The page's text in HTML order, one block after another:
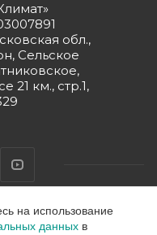
обл.,
Сельское
21 км., стр.1,
на использование
данных в